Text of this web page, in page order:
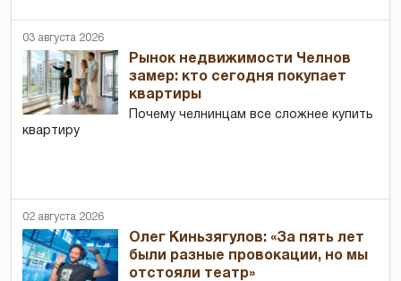
03 августа 2026
Рынок недвижимости Челнов
замер: кто сегодня покупает
квартиры
Почему челнинцам все сложнее купить
квартиру
02 августа 2026
Олег Киньзягулов: «За пять лет
были разные провокации, но мы
отстояли театр»